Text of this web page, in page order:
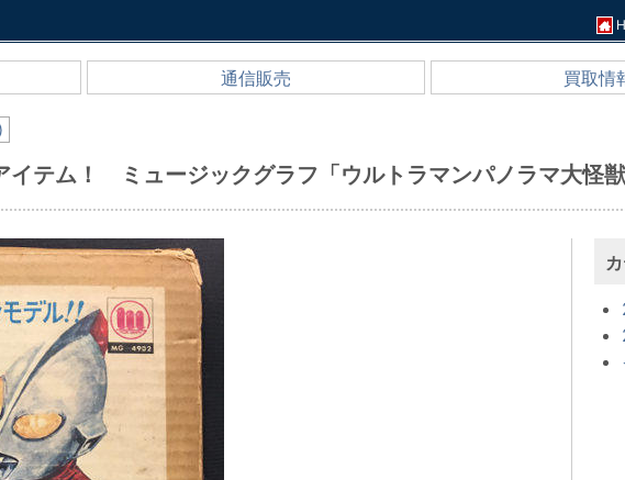
通信販売 買取情
イテム！ ミュージックグラフ「ウルトラマンパノラマ大怪